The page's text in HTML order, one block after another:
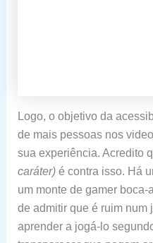
Logo, o objetivo da
de mais pessoas nos
sua experiência. Acredito
caráter)é contra isso. Há
um monte de gamer
de admitir que é ruim num
aprender a jogá-lo